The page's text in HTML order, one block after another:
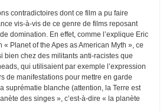
contradictoires dont ce film a pu faire
vis-à-vis de ce genre de films reposant
domination. En effet, comme l’explique Eric
Planet of the Apes as American Myth », ce
bien chez des militants anti-racistes que
qui utilisaient par exemple l’expression
de manifestations pour mettre en garde
suprématie blanche (attention, la Terre est
des singes », c’est-à-dire « la planète